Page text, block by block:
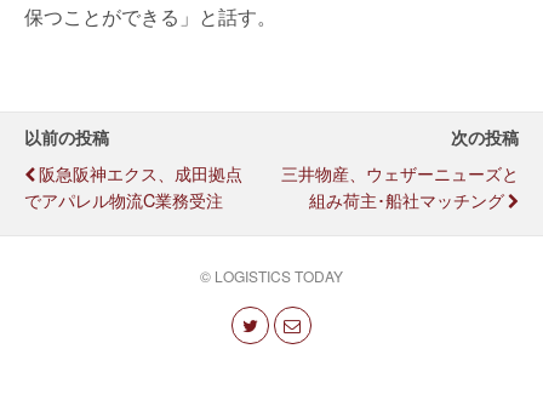
保つことができる」と話す。
以前の投稿
阪急阪神エクス、成田拠点
でアパレル物流C業務受注
次の投稿
三井物産、ウェザーニューズと
組み荷主･船社マッチング
© LOGISTICS TODAY